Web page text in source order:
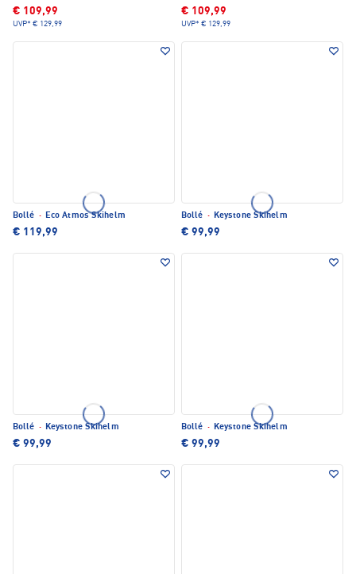
€ 109,99
UVP* € 129,99
€ 109,99
UVP* € 129,99
Bollé · Eco Atmos Skihelm
€ 119,99
Bollé · Keystone Skihelm
€ 99,99
Bollé · Keystone Skihelm
€ 99,99
Bollé · Keystone Skihelm
€ 99,99